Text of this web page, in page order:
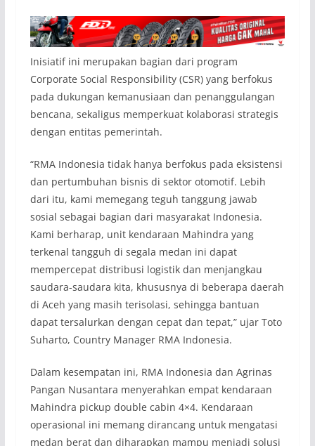
Inisiatif ini merupakan bagian dari program
Corporate Social Responsibility (CSR) yang berfokus
pada dukungan kemanusiaan dan penanggulangan
bencana, sekaligus memperkuat kolaborasi strategis
dengan entitas pemerintah.
“RMA Indonesia tidak hanya berfokus pada eksistensi
dan pertumbuhan bisnis di sektor otomotif. Lebih
dari itu, kami memegang teguh tanggung jawab
sosial sebagai bagian dari masyarakat Indonesia.
Kami berharap, unit kendaraan Mahindra yang
terkenal tangguh di segala medan ini dapat
mempercepat distribusi logistik dan menjangkau
saudara-saudara kita, khususnya di beberapa daerah
di Aceh yang masih terisolasi, sehingga bantuan
dapat tersalurkan dengan cepat dan tepat,” ujar Toto
Suharto, Country Manager RMA Indonesia.
Dalam kesempatan ini, RMA Indonesia dan Agrinas
Pangan Nusantara menyerahkan empat kendaraan
Mahindra pickup double cabin 4×4. Kendaraan
operasional ini memang dirancang untuk mengatasi
medan berat dan diharapkan mampu menjadi solusi